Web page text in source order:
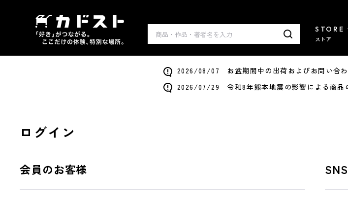
STORE
ストア
2026/08/07 お盆期間中の出荷およびお問い合わ
2026/07/29 令和8年熊本地震の影響による商品
ログイン
会員のお客様